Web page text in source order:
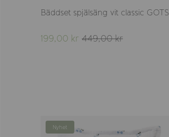
Bäddset spjälsäng vit classic GOTS
199,00 kr 449,00 kr
Nyhet